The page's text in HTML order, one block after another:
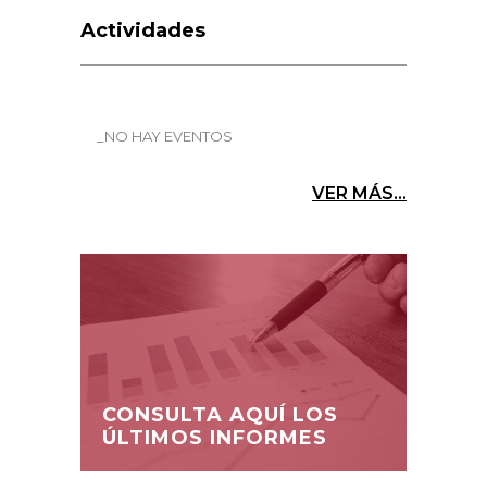
Actividades
_NO HAY EVENTOS
VER MÁS...
CONSULTA AQUÍ LOS
ÚLTIMOS INFORMES